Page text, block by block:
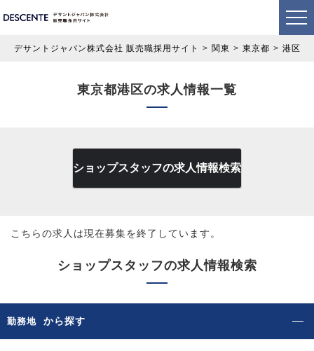
デサントジャパン株式会社 販売職採用サイト 関東 東京都 港区
東京都港区の求人情報一覧
ショップスタッフの求人情報検索
こちらの求人は現在募集を終了しています。
ショップスタッフの求人情報検索
勤務地 から探す